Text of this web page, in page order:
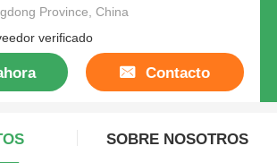
Province, China
verificado
Contacto
SOBRE NOSOTROS